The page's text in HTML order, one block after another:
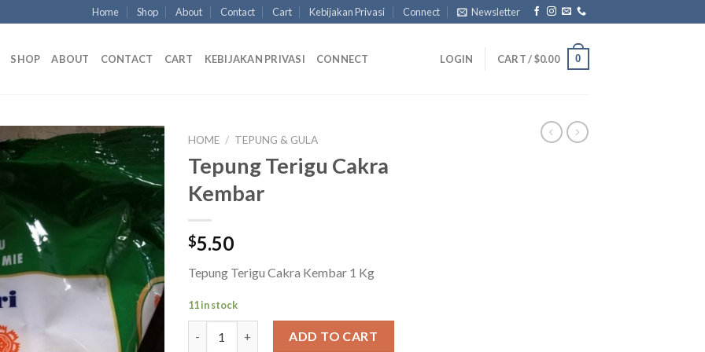
Home Shop About Contact Cart Kebijakan Privasi Connect Newsletter
SHOP ABOUT CONTACT CART KEBIJAKAN PRIVASI CONNECT LOGIN CART /$0.00 0
HOME / TEPUNG & GULA
Tepung Terigu Cakra
Kembar
$5.50
Tepung Terigu Cakra Kembar 1 Kg
11 in stock
ADD TO CART